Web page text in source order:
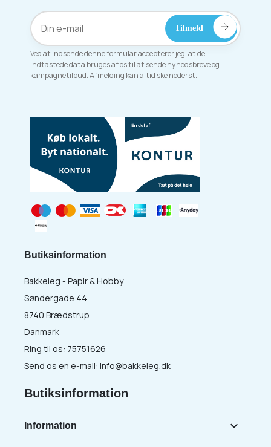
Ved at indsende denne formular accepterer jeg, at de
indtastede data bruges af os til at sende nyhedsbreve og
kampagnetilbud. Afmelding kan altid ske nederst.
Butiksinformation
Bakkeleg - Papir & Hobby
Søndergade 44
8740 Brædstrup
Danmark
Ring til os: 75751626
Send os en e-mail: info@bakkeleg.dk
Butiksinformation
Information 